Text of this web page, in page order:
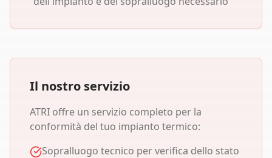
Il nostro servizio
ATRI offre un servizio completo per la
conformità del tuo impianto termico:
Sopralluogo tecnico per verifica dello stato